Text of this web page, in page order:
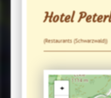
Hotel
(Restaurants (Schwarzwald))
+